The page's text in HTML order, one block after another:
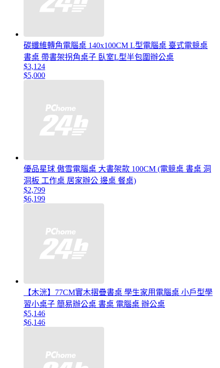
碳纖維轉角電腦桌 140x100CM L型電腦桌 臺式電競桌
書桌 帶書架拐角桌子 臥室L型半包圍辦公桌
$3,124
$5,000
優品星球 傲雪電腦桌 大書架款 100CM (電競桌 書桌 洞
洞板 工作桌 居家辦公 邊桌 餐桌)
$2,799
$6,199
【木洸】77CM實木摺疊書桌 學生家用電腦桌 小戶型學
習小桌子 簡易辦公桌 書桌 電腦桌 辦公桌
$5,146
$6,146